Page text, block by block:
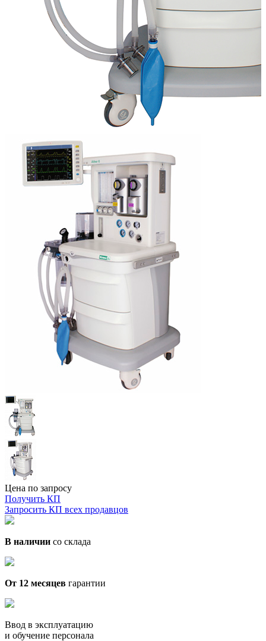
Цена по запросу
Получить КП
Запросить КП всех продавцов
В наличии со склада
От 12 месяцев гарантии
Ввод в эксплуатацию
и обучение персонала